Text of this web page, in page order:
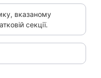
вказаному
секції.